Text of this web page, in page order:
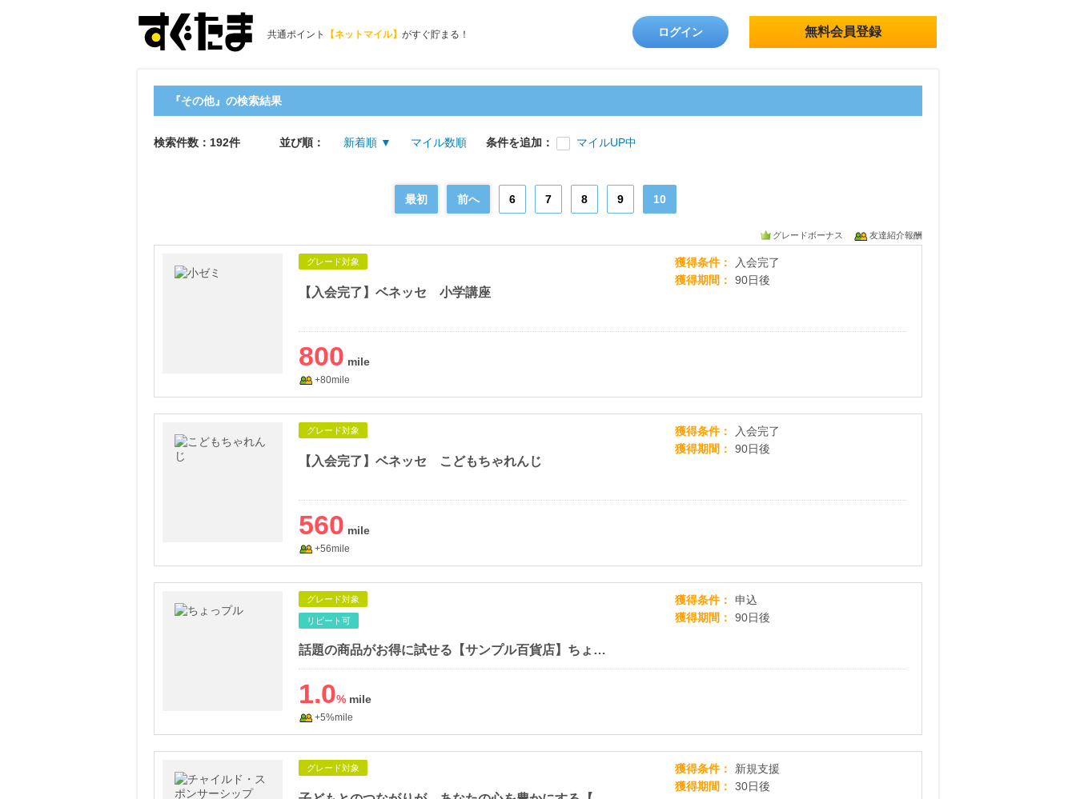
共通ポイント 【ネットマイル】 がすぐ貯まる！ ログイン 無料会員登録
『その他』の検索結果
検索件数：192件 並び順： 新着順 ▼ マイル数順 条件を追加： マイルUP中
最初 前へ 6 7 8 9 10
グレードボーナス 友達紹介報酬
グレード対象
【入会完了】ベネッセ 小学講座
獲得条件
入会完了
獲得期間
90日後
800
+80mile
グレード対象
【入会完了】ベネッセ こどもちゃれんじ
獲得条件
入会完了
獲得期間
90日後
560
+56mile
グレード対象
リピート可
話題の商品がお得に試せる【サンプル百貨店】ちょっプル申込
獲得条件
申込
獲得期間
90日後
1.0%
+5%mile
グレード対象 獲得条件
新規支援
獲得期間
30日後